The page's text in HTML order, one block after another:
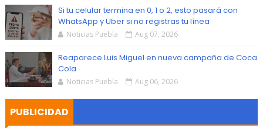
Si tu celular termina en 0, 1 o 2, esto pasará con
WhatsApp y Uber si no registras tu línea
Noticias Puebla Aug 07, 2026
Reaparece Luis Miguel en nueva campaña de Coca
Cola
Noticias Puebla Aug 06, 2026
PUBLICIDAD